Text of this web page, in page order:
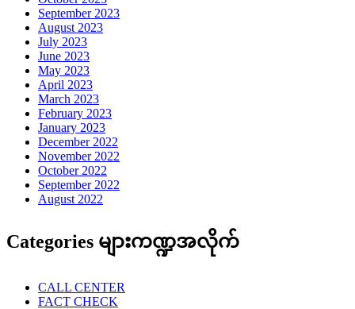
September 2023
August 2023
July 2023
June 2023
May 2023
April 2023
March 2023
February 2023
January 2023
December 2022
November 2022
October 2022
September 2022
August 2022
Categories များကဏ္ဍအလိုက်
CALL CENTER
FACT CHECK